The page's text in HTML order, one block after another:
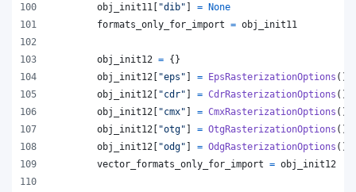
obj_init11 [ "dib" ] = None
formats_only_for_import = obj_init11
obj_init12 = {}
obj_init12 [ "eps" ] = EpsRasterizationOptions ()
obj_init12 [ "cdr" ] = CdrRasterizationOptions ()
obj_init12 [ "cmx" ] = CmxRasterizationOptions ()
obj_init12 [ "otg" ] = OtgRasterizationOptions ()
obj_init12 [ "odg" ] = OdgRasterizationOptions ()
vector_formats_only_for_import = obj_init12